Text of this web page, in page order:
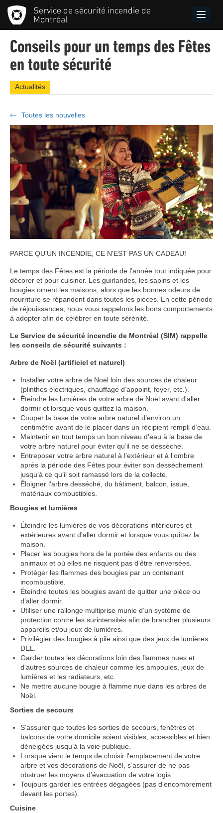
Aller
au
contenu
Service de sécurité incendie de
Montréal
Toggle
Conseils pour un temps des Fêtes
en toute sécurité
Actualités
Toutes les nouvelles
PARCE QU'UN INCENDIE, CE N'EST PAS UN CADEAU!
Le temps des Fêtes est la période de l’année tout indiquée pour
décorer et pour cuisiner. Les guirlandes, les sapins et les
bougies ornent les maisons, alors que les bonnes odeurs de
nourriture se répandent dans toutes les pièces. En cette période
de réjouissances, nous vous rappelons les bons comportements
à adopter afin de célébrer en toute sérénité.
Le Service de sécurité incendie de Montréal (SIM) rappelle
les conseils de sécurité suivants :
Arbre de Noël (artificiel et naturel)
Installer votre arbre de Noël loin des sources de chaleur
(plinthes électriques, chauffage d’appoint, foyer, etc.).
Éteindre les lumières de votre arbre de Noël avant d'aller
dormir et lorsque vous quittez la maison.
Couper la base de votre arbre naturel d’environ un
centimètre avant de le placer dans un récipient rempli d’eau.
Maintenir en tout temps un bon niveau d’eau à la base de
votre arbre naturel pour éviter qu’il ne se dessèche.
Entreposer votre arbre naturel à l’extérieur et à l’ombre
après la période des Fêtes pour éviter son dessèchement
jusqu’à ce qu’il soit ramassé lors de la collecte.
Éloigner l'arbre desséché, du bâtiment, balcon, issue,
matériaux combustibles.
Bougies et lumières
Éteindre les lumières de vos décorations intérieures et
extérieures avant d'aller dormir et lorsque vous quittez la
maison.
Placer les bougies hors de la portée des enfants ou des
animaux et où elles ne risquent pas d'être renversées.
Protéger les flammes des bougies par un contenant
incombustible.
Éteindre toutes les bougies avant de quitter une pièce ou
d’aller dormir.
Utiliser une rallonge multiprise munie d’un système de
protection contre les surintensités afin de brancher plusieurs
appareils et/ou jeux de lumières.
Privilégier des bougies à pile ainsi que des jeux de lumières
DEL.
Garder toutes les décorations loin des flammes nues et
d'autres sources de chaleur comme les ampoules, jeux de
lumières et les radiateurs, etc.
Ne mettre aucune bougie à flamme nue dans les arbres de
Noël.
Sorties de secours
S’assurer que toutes les sorties de secours, fenêtres et
balcons de votre domicile soient visibles, accessibles et bien
déneigées jusqu’à la voie publique.
Lorsque vient le temps de choisir l'emplacement de votre
arbre et vos décorations de Noël, s’assurer de ne pas
obstruer les moyens d'évacuation de votre logis.
Toujours garder les entrées dégagées (pas d'encombrement
devant les portes).
Cuisine